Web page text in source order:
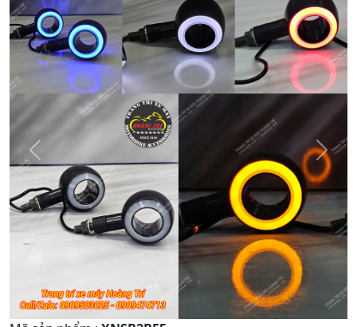
Quay
Lại
Tiếp
theo